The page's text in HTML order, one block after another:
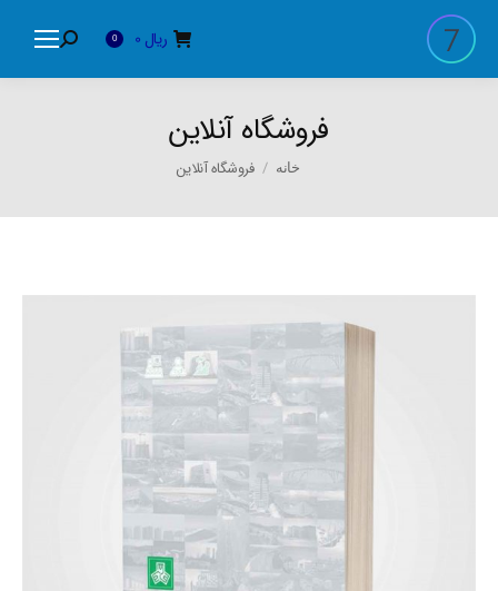
ریال 0
Search:
فروشگاه آنلاین
You are here:
خانه فروشگاه آنلاین